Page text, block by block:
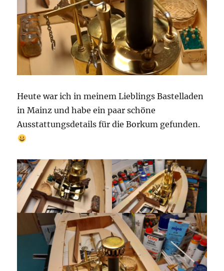
Heute war ich in meinem Lieblings Bastelladen
in Mainz und habe ein paar schöne
Ausstattungsdetails für die Borkum gefunden.